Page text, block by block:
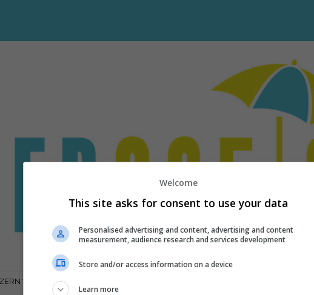
Welcome
This site asks for consent to use your data
Personalised advertising and content, advertising and content
measurement, audience research and services development
Store and/or access information on a device
Learn more
7 TAGE WETTER ZÜRICH 7 TAGE